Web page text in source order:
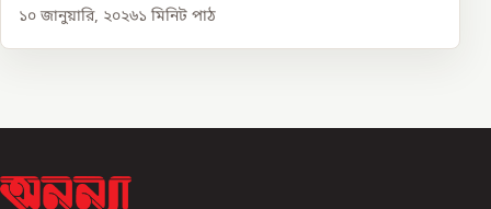
১০ জানুয়ারি, ২০২৬১ মিনিট পাঠ